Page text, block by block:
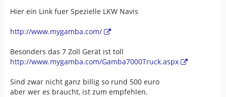
Hier ein Link fuer Spezielle LKW Navis
http://www.mygamba.com/
Besonders das 7 Zoll Gerät ist toll
http://www.mygamba.com/Gamba7000Truck.aspx
Sind zwar nicht ganz billig so rund 500 euro
aber wer es braucht, ist zum empfehlen.